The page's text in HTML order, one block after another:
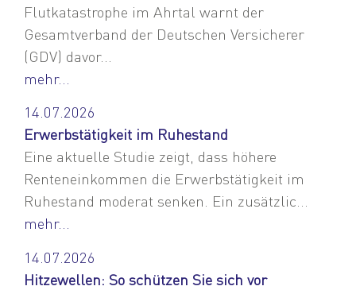
Flutkatastrophe im Ahrtal warnt der
Gesamtverband der Deutschen Versicherer
(GDV) davor...
mehr...
14.07.2026
Erwerbstätigkeit im Ruhestand
Eine aktuelle Studie zeigt, dass höhere
Renteneinkommen die Erwerbstätigkeit im
Ruhestand moderat senken. Ein zusätzlic...
mehr...
14.07.2026
Hitzewellen: So schützen Sie sich vor